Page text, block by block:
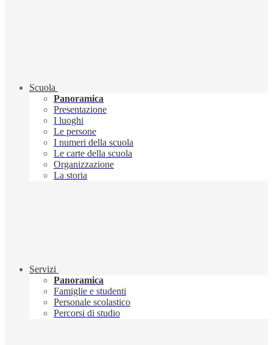
Scuola
Panoramica
Presentazione
I luoghi
Le persone
I numeri della scuola
Le carte della scuola
Organizzazione
La storia
Servizi
Panoramica
Famiglie e studenti
Personale scolastico
Percorsi di studio